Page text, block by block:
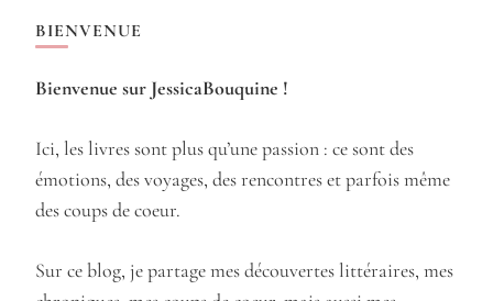
BIENVENUE
Bienvenue sur JessicaBouquine !
Ici, les livres sont plus qu’une passion : ce sont des
émotions, des voyages, des rencontres et parfois même
des coups de coeur.
Sur ce blog, je partage mes découvertes littéraires, mes